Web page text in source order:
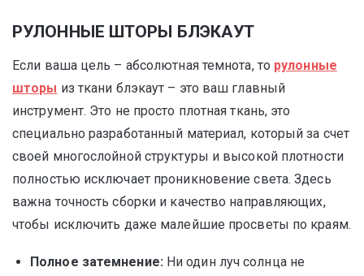
РУЛОННЫЕ ШТОРЫ БЛЭКАУТ
Если ваша цель – абсолютная темнота, то рулонные
шторы из ткани блэкаут – это ваш главный
инструмент. Это не просто плотная ткань, это
специально разработанный материал, который за счет
своей многослойной структуры и высокой плотности
полностью исключает проникновение света. Здесь
важна точность сборки и качество направляющих,
чтобы исключить даже малейшие просветы по краям.
Полное затемнение:Ни один луч солнца не